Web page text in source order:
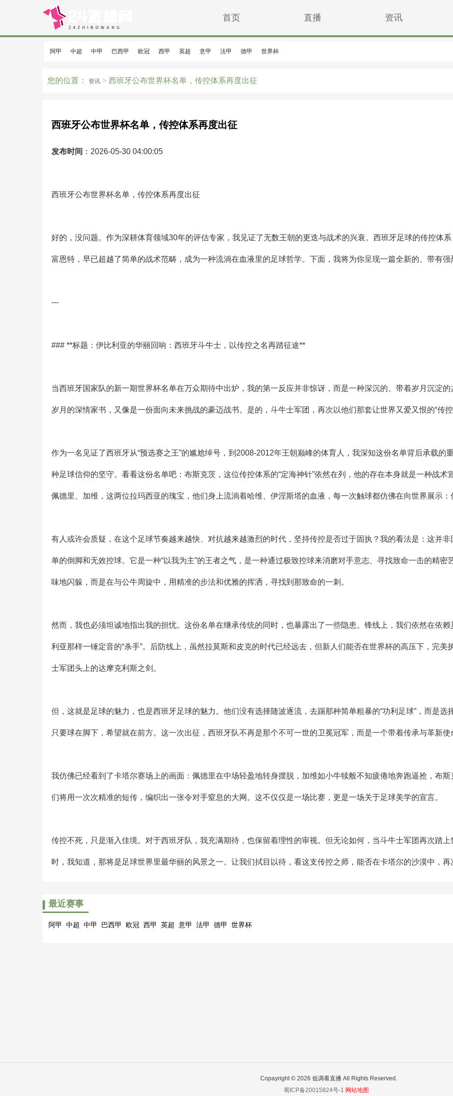
首页 直播 资讯
阿甲 中超 中甲 巴西甲 欧冠 西甲 英超 意甲 法甲 德甲 世界杯
您的位置： 资讯 > 西班牙公布世界杯名单，传控体系再度出征
西班牙公布世界杯名单，传控体系再度出征
发布时间 ：2026-05-30 04:00:05
西班牙公布世界杯名单，传控体系再度出征
好的，没问题。作为深耕体育领域30年的评估专家，我见证了无数王朝的更迭与战术的兴衰。西班牙足球的传控体
富恩特，早已超越了简单的战术范畴，成为一种流淌在血液里的足球哲学。下面，我将为你呈现一篇全新的、带有强
---
### **标题：伊比利亚的华丽回响：西班牙斗牛士，以传控之名再踏征途**
当西班牙国家队的新一期世界杯名单在万众期待中出炉，我的第一反应并非惊讶，而是一种深沉的、带着岁月沉淀
岁月的深情家书，又像是一份面向未来挑战的豪迈战书。是的，斗牛士军团，再次以他们那套让世界又爱又恨的“传控
作为一名见证了西班牙从“预选赛之王”的尴尬绰号，到2008-2012年王朝巅峰的体育人，我深知这份名单背后承载的
种足球信仰的坚守。看看这份名单吧：布斯克茨，这位传控体系的“定海神针”依然在列，他的存在本身就是一种战
佩德里、加维，这两位拉玛西亚的瑰宝，他们身上流淌着哈维、伊涅斯塔的血液，每一次触球都仿佛在向世界展示：
有人或许会质疑，在这个足球节奏越来越快、对抗越来越激烈的时代，坚持传控是否过于固执？我的看法是：这并
单的倒脚和无效控球。它是一种“以我为主”的王者之气，是一种通过极致控球来消磨对手意志、寻找致命一击的精
味地闪躲，而是在与公牛周旋中，用精准的步法和优雅的挥洒，寻找到那致命的一刺。
然而，我也必须坦诚地指出我的担忧。这份名单在继承传统的同时，也暴露出了一些隐患。锋线上，我们依然在依
利亚那样一锤定音的“杀手”。后防线上，虽然拉莫斯和皮克的时代已经远去，但新人们能否在世界杯的高压下，完
士军团头上的达摩克利斯之剑。
但，这就是足球的魅力，也是西班牙足球的魅力。他们没有选择随波逐流，去踢那种简单粗暴的“功利足球”，而是选
只要球在脚下，希望就在前方。这一次出征，西班牙队不再是那个不可一世的卫冕冠军，而是一个带着传承与革新使
我仿佛已经看到了卡塔尔赛场上的画面：佩德里在中场轻盈地转身摆脱，加维如小牛犊般不知疲倦地奔跑逼抢，布
们将用一次次精准的短传，编织出一张令对手窒息的大网。这不仅仅是一场比赛，更是一场关于足球美学的宣言。
传控不死，只是渐入佳境。对于西班牙队，我充满期待，也保留着理性的审视。但无论如何，当斗牛士军团再次踏
时，我知道，那将是足球世界里最华丽的风景之一。让我们拭目以待，看这支传控之师，能否在卡塔尔的沙漠中，再
最近赛事
阿甲 中超 中甲 巴西甲 欧冠 西甲 英超 意甲 法甲 德甲 世界杯
Copayright © 2026 低调看直播 All Rights Reserved.
蜀ICP备20015824号-1 网站地图